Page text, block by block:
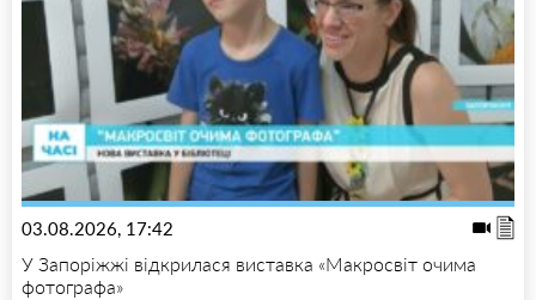
03.08.2026, 17:42
У Запоріжжі відкрилася виставка «Макросвіт очима
фотографа»